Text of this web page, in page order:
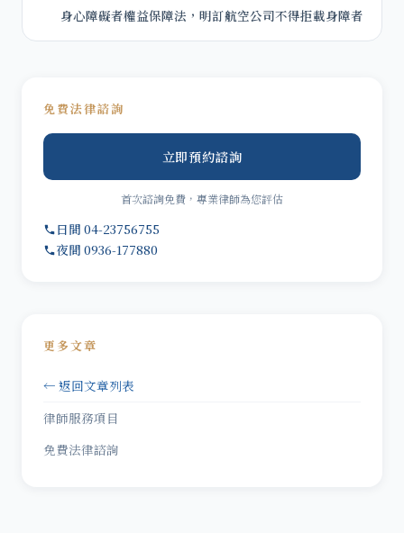
身心障礙者權益保障法，明訂航空公司不得拒載身障者
免費法律諮詢
立即預約諮詢
首次諮詢免費，專業律師為您評估
日間 04-23756755
夜間 0936-177880
更多文章
← 返回文章列表
律師服務項目
免費法律諮詢